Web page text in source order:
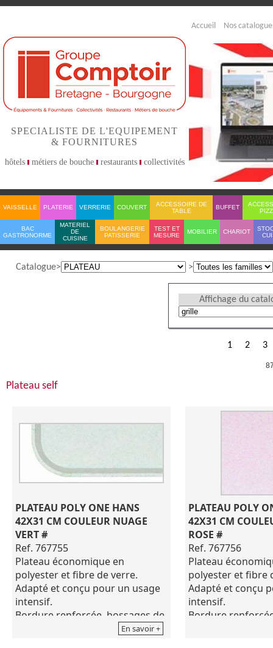
Accueil Nos
SPECIALISTE DE L'EQUIPEMENT
& FOURNITURES
hôtels métiers de bouche restaurants collectivités
VAISSELLE PLATERIE VERRERIE COUVERT
ACCESSOIRE DE
TABLE
BUFFET
BAC
GASTRONORME
MATERIEL
DE
CUISINE
BOULANGERIE
PATISSERIE
TEST ET
MESURE
MOBILIER CHARIOT
Catalogue
Affichage du
1 2 3
Plateau self
PLATEAU POLY ONE HANS
42X31 CM COULEUR NUAGE
VERT #
Ref. 767755
Plateau économique en
polyester et fibre de verre.
Adapté et conçu pour un usage
intensif.
Bordure renforcée, bossages de
En savoir +
PLATEAU POLY
42X31 CM
ROSE #
Ref. 767756
Plateau
polyester et fibre
Adapté et conçu
intensif.
Bordure